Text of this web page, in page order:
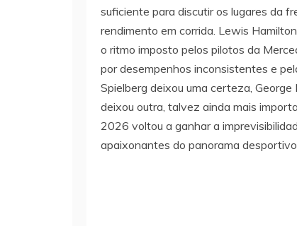
suficiente para discutir os lugares da
rendimento em corrida. Lewis
o ritmo imposto pelos pilotos da
por desempenhos inconsistentes e
Spielberg deixou uma certeza,
deixou outra, talvez ainda mais
2026 voltou a ganhar a
apaixonantes do panorama desportivo.